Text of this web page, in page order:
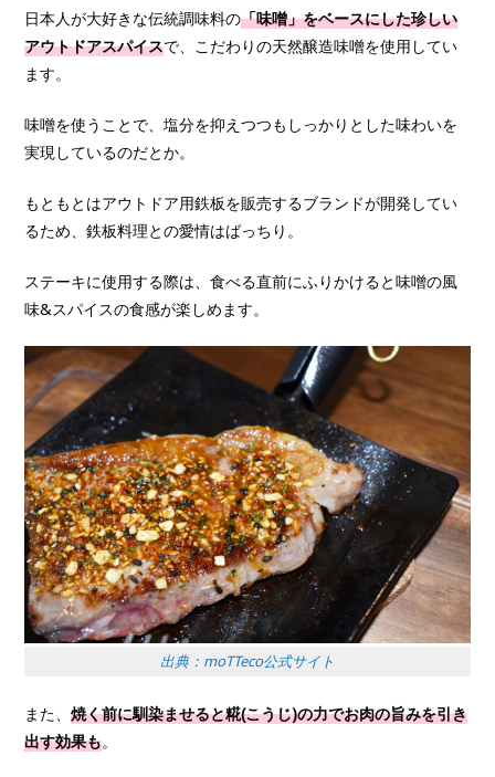
日本人が大好きな伝統調味料の「味噌」をベースにした珍しい
アウトドアスパイスで、こだわりの天然醸造味噌を使用してい
ます。
味噌を使うことで、塩分を抑えつつもしっかりとした味わいを
実現しているのだとか。
もともとはアウトドア用鉄板を販売するブランドが開発してい
るため、鉄板料理との愛情はばっちり。
ステーキに使用する際は、食べる直前にふりかけると味噌の風
味&スパイスの食感が楽しめます。
出典：moTTeco公式サイト
また、焼く前に馴染ませると糀(こうじ)の力でお肉の旨みを引き
出す効果も。